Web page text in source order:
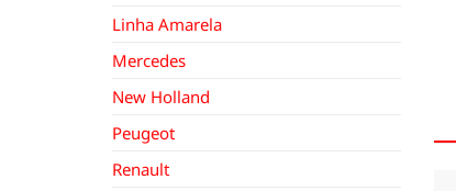
Linha Amarela
Mercedes
New Holland
Peugeot
Renault